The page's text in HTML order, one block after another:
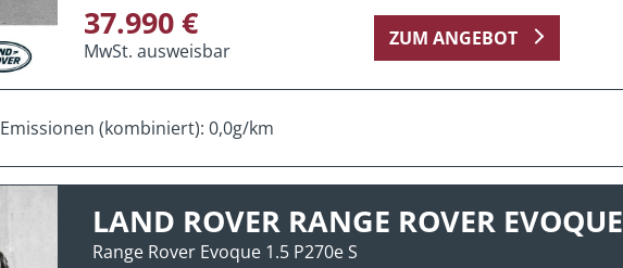
37.990 €
MwSt. ausweisbar
ZUM ANGEBOT
Emissionen (kombiniert): 0,0g/km
LAND ROVER RANGE ROVER EVOQUE
Range Rover Evoque 1.5 P270e S